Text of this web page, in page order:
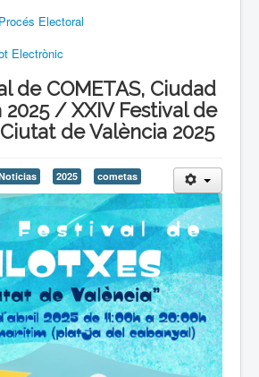
Electoral
Electrònic
de COMETAS, Ciudad
2025 / XXIV Festival de
Ciutat de València 2025
2025 cometas